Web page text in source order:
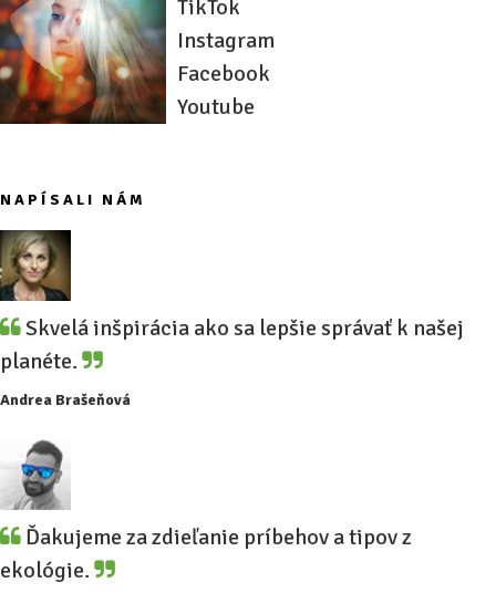
TikTok
Instagram
Facebook
Youtube
NAPÍSALI NÁM
Skvelá inšpirácia ako sa lepšie správať k našej
planéte.
Andrea Brašeňová
Ďakujeme za zdieľanie príbehov a tipov z
ekológie.